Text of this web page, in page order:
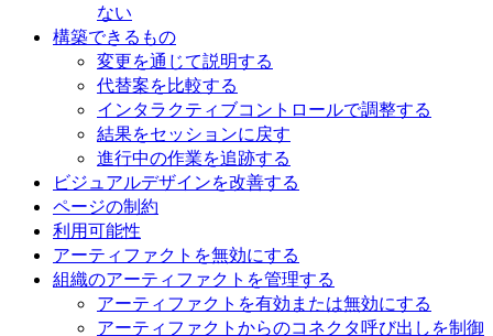
ない
構築できるもの
変更を通じて説明する
代替案を比較する
インタラクティブコントロールで調整する
結果をセッションに戻す
進行中の作業を追跡する
ビジュアルデザインを改善する
ページの制約
利用可能性
アーティファクトを無効にする
組織のアーティファクトを管理する
アーティファクトを有効または無効にする
アーティファクトからのコネクタ呼び出しを制御